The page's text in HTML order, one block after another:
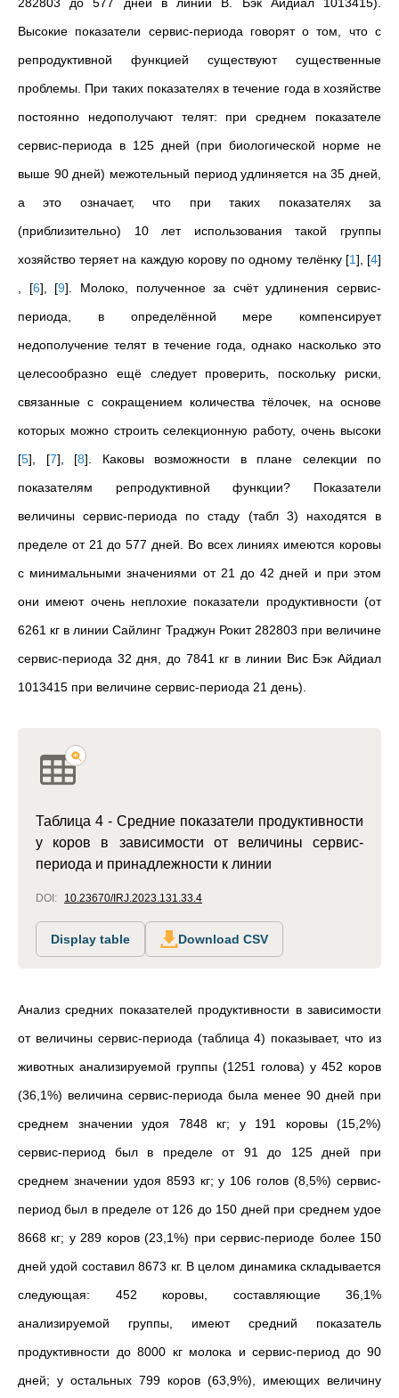
Высокие показатели сервис-периода говорят о том, что с
репродуктивной функцией существуют существенные
проблемы. При таких показателях в течение года в хозяйстве
постоянно недополучают телят: при среднем показателе
сервис-периода в 125 дней (при биологической норме не
выше 90 дней) межотельный период удлиняется на 35 дней,
а это означает, что при таких показателях за
(приблизительно) 10 лет использования
такой группы
хозяйство теряет на каждую корову по одному телёнку [1] [4]
[6] [9] . Молоко, полученное за счёт удлинения сервис-
периода, в определённой мере компенсирует
недополучение телят в течение года, однако насколько это
целесообразно ещё следует проверить, поскольку риски,
связанные с сокращением количества тёлочек, на основе
которых можно строить селекционную работу, очень высоки
[5] [7] [8] . Каковы возможности в плане селекции по
показателям репродуктивной функции? Показатели
величины сервис-периода по стаду (табл 3) находятся в
пределе от 21 до 577 дней. Во всех линиях имеются коровы
с минимальными значениями от 21 до 42 дней и при этом
они имеют очень неплохие показатели продуктивности (от
6261 кг в линии Сайлинг Траджун Рокит 282803 при величине
сервис-периода 32 дня, до 7841 кг в линии Вис Бэк Айдиал
1013415 при величине сервис-периода 21 день).
Таблица 4 - Средние показатели продуктивности
у коров в зависимости от величины сервис-
периода и принадлежности к линии
DOI: 10.23670/IRJ.2023.131.33.4
Display table Download CSV
Анализ средних показателей продуктивности в зависимости
от величины сервис-периода (таблица 4) показывает, что из
животных анализируемой группы (1251 голова) у 452 коров
(36,1%) величина сервис-периода была менее 90 дней при
среднем значении удоя 7848 кг; у 191 коровы (15,2%)
сервис-период был в пределе от 91 до 125 дней при
среднем значении удоя 8593 кг; у 106 голов (8,5%) сервис-
период был в пределе от 126 до 150 дней при среднем удое
8668 кг; у 289 коров (23,1%) при сервис-периоде более 150
дней удой составил 8673 кг. В целом динамика складывается
следующая: 452 коровы, составляющие 36,1%
анализируемой группы, имеют средний показатель
продуктивности до 8000 кг молока и сервис-период до 90
дней; у остальных 799 коров (63,9%), имеющих величину